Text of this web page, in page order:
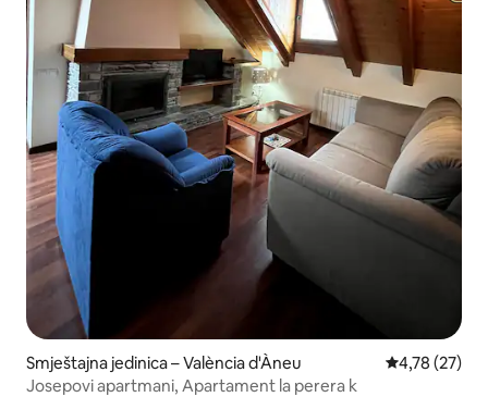
Smještajna jedinica – València d'Àneu Prosječna
4,78 (27)
Josepovi apartmani, Apartament la perera k